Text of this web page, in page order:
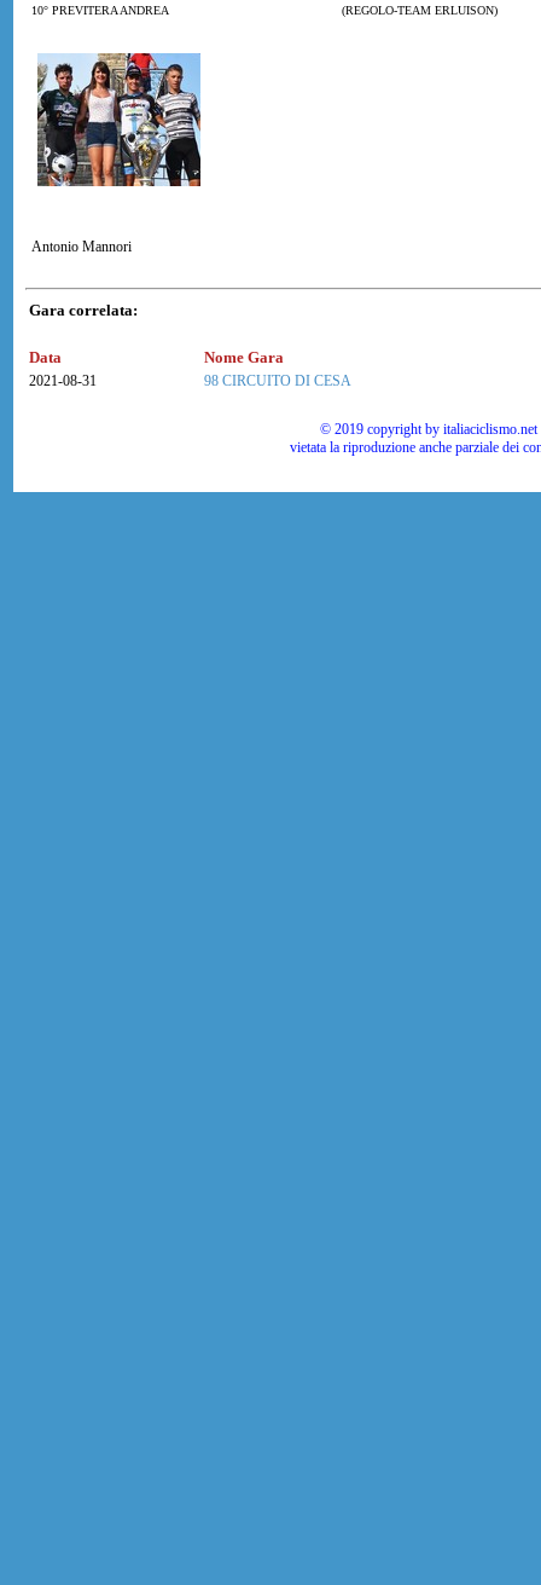
10° PREVITERA ANDREA
(REGOLO-TEAM ERLUISON)
Antonio Mannori
Gara correlata:
Data Nome Gara
2021-08-31 98 CIRCUITO DI CESA
© 2019 copyright by
vietata la riproduzione anche parziale dei